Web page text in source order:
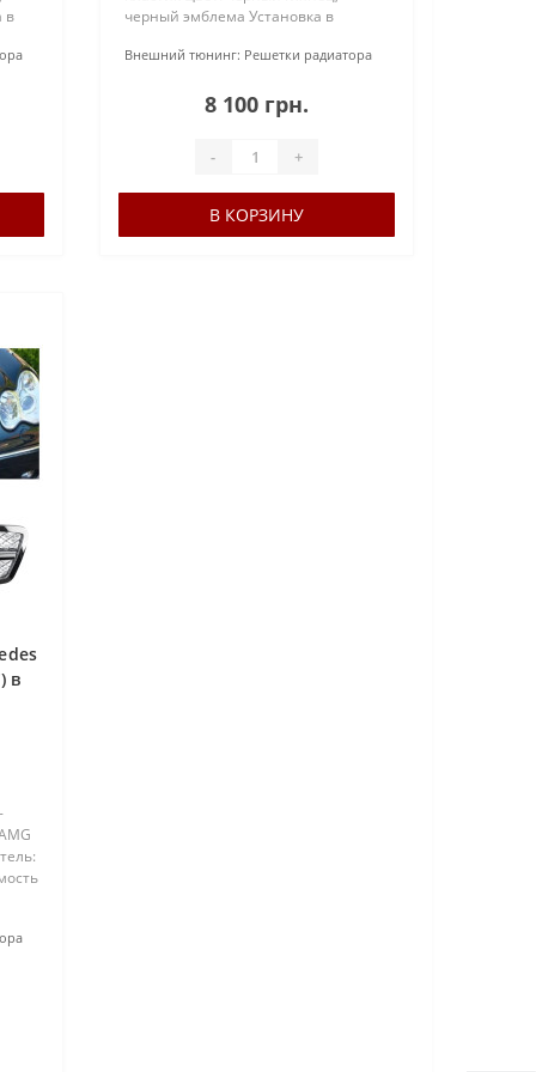
в
черный эмблема Установка в
производитель: Тайвань Бренд:
Внешний тюнинг: Решетки радиатора
8 100 грн.
- +
В КОРЗИНУ
в